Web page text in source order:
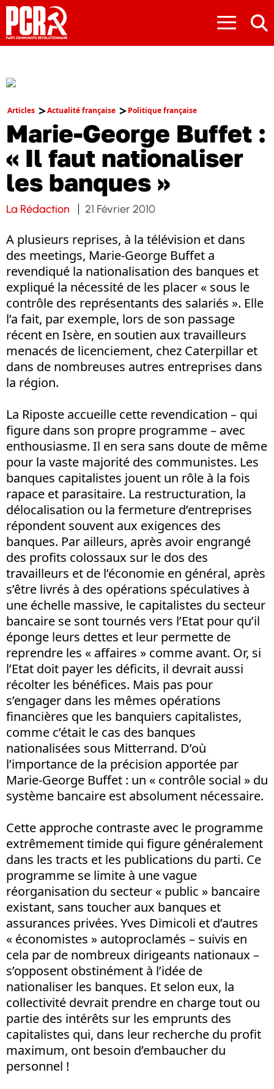
≡
Articles Actualité française Politique française
Marie-George Buffet :
« Il faut nationaliser
les banques »
La Rédaction 21 Février 2010
A plusieurs reprises, à la télévision et dans
des meetings, Marie-George Buffet a
revendiqué la nationalisation des banques et
expliqué la nécessité de les placer « sous le
contrôle des représentants des salariés ». Elle
l’a fait, par exemple, lors de son passage
récent en Isère, en soutien aux travailleurs
menacés de licenciement, chez Caterpillar et
dans de nombreuses autres entreprises dans
la région.
La Riposte accueille cette revendication – qui
figure dans son propre programme – avec
enthousiasme. Il en sera sans doute de même
pour la vaste majorité des communistes. Les
banques capitalistes jouent un rôle à la fois
rapace et parasitaire. La restructuration, la
délocalisation ou la fermeture d’entreprises
répondent souvent aux exigences des
banques. Par ailleurs, après avoir engrangé
des profits colossaux sur le dos des
travailleurs et de l’économie en général, après
s’être livrés à des opérations spéculatives à
une échelle massive, le capitalistes du secteur
bancaire se sont tournés vers l’Etat pour qu’il
éponge leurs dettes et leur permette de
reprendre les « affaires » comme avant. Or, si
l’Etat doit payer les déficits, il devrait aussi
récolter les bénéfices. Mais pas pour
s’engager dans les mêmes opérations
financières que les banquiers capitalistes,
comme c’était le cas des banques
nationalisées sous Mitterrand. D’où
l’importance de la précision apportée par
Marie-George Buffet : un « contrôle social » du
système bancaire est absolument nécessaire.
Cette approche contraste avec le programme
extrêmement timide qui figure généralement
dans les tracts et les publications du parti. Ce
programme se limite à une vague
réorganisation du secteur « public » bancaire
existant, sans toucher aux banques et
assurances privées. Yves Dimicoli et d’autres
« économistes » autoproclamés – suivis en
cela par de nombreux dirigeants nationaux –
s’opposent obstinément à l’idée de
nationaliser les banques. Et selon eux, la
collectivité devrait prendre en charge tout ou
partie des intérêts sur les emprunts des
capitalistes qui, dans leur recherche du profit
maximum, ont besoin d’embaucher du
personnel !